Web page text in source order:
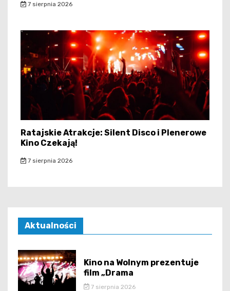
7 sierpnia 2026
Ratajskie Atrakcje: Silent Disco i Plenerowe
Kino Czekają!
7 sierpnia 2026
Aktualności
Kino na Wolnym prezentuje
film „Drama
7 sierpnia 2026